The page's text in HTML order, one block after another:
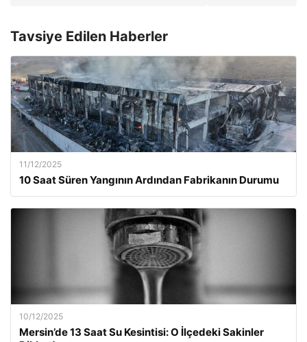
Tavsiye Edilen Haberler
11/12/2025
10 Saat Süren Yangının Ardından Fabrikanın Durumu
10/12/2025
Mersin’de 13 Saat Su Kesintisi: O İlçedeki Sakinler